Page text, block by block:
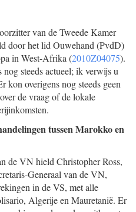
van de Tweede Kamer
door het lid Ouwehand (PvdD)
in West-Afrika (2010Z04075).
steeds actueel; ik verwijs u
kon overigens nog steeds geen
de vraag of de lokale
tussen Marokko en
de VN hield Christopher Ross,
Generaal van de VN,
in de VS, met alle
Algerije en Mauretanië. Er